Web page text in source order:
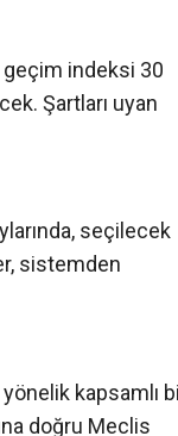
indeksi 30
Şartları uyan
seçilecek
sistemden
kapsamlı bir